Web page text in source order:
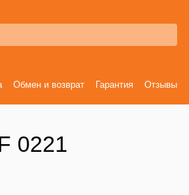
Обмен и возврат Гарантия Отзывы
0221